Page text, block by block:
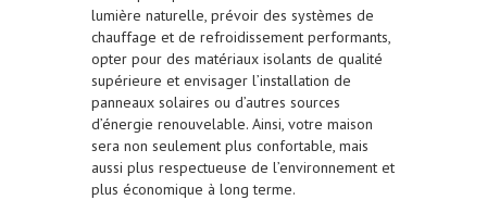
lumière naturelle, prévoir des systèmes de
chauffage et de refroidissement performants,
opter pour des matériaux isolants de qualité
supérieure et envisager l’installation de
panneaux solaires ou d’autres sources
d’énergie renouvelable. Ainsi, votre maison
sera non seulement plus confortable, mais
aussi plus respectueuse de l’environnement et
plus économique à long terme.